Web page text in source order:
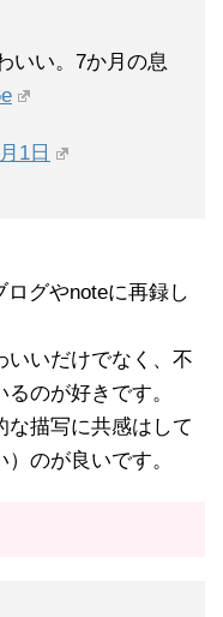
いい。7か月の息
1日
グやnoteに再録し
いいだけでなく、不
のが好きです。
な描写に共感はして
のが良いです。